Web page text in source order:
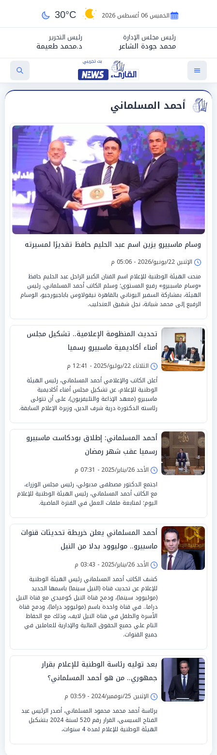
الخميس 06 أغسطس 2026 30°C
رئيس مجلس الإدارة
محمد جودة الشاعر
رئيس التحرير
د.محمد طعيمة
أحمد المسلماني
وسام ماسبيرو يزين اسم عبد الحليم حافظ تقديرًا لمسيرته
الإثنين 22/يونيو/2026 - 05:06 م
منحت الهيئة الوطنية للإعلام اسم الفنان الكبير الراحل عبد الحليم حافظ
«وسام ماسبيرو» رفيع المستوى؛ وسلم الكاتب أحمد المسلماني، رئيس
الهيئة، بمشاركة السفير اليوناني بالقاهرة نيقولاوس باباجيورجيو، الوسام
الرفيع إلى محمد شبانة، نجل شقيق العندليب.
تحديث المنظومة الإعلامية.. تشكيل مجلس
أمناء أكاديمية ماسبيرو رسميا
الثلاثاء 22/يوليو/2025 - 12:41 م
أعلن الكاتب والإعلامي أحمد المسلماني، رئيس الهيئة
الوطنية للإعلام، عن تشكيل مجلس أمناء أكاديمية
ماسبيرو (معهد الإذاعة والتليفزيون)، على أن تتولى
رئاسته الدكتورة درية شرف الدين، وزيرة الإعلام السابقة.
أحمد المسلماني: إطلاق بودكاست ماسبيرو
رسميا عقب شهر رمضان
الأحد 26/يناير/2025 - 07:31 م
اجتمع الدكتور مصطفى مدبولي، رئيس مجلس الوزراء،
مع الكاتب أحمد المسلماني، رئيس الهيئة الوطنية للإعلام
اليوم؛ لمتابعة ملفات العمل في الفترة الماضية.
أحمد المسلماني يعلن خريطة تحديثات قنوات
ماسبيرو.. موليوود بدلا من النيل
الأحد 26/يناير/2025 - 03:43 م
كشف الكاتب أحمد المسلماني رئيس الهيئة الوطنية
للإعلام عن تحديث قناة (النيل سينما) باسمها الجديد
(موليوود سينما)، ودمج قناة النيل كوميدي مع قناة النيل
دراما.. في قناة واحدة باسم (موليوود دراما)، ودمج قناة
الأسرة والطفل في قناة النيل لايف، وذلك مع الحفاظ
التام علي جميع الحقوق المالية والإدارية للعاملين في
جميع القنوات.
بعد توليه رئاسة الوطنية للإعلام بقرار
جمهوري.. من هو أحمد المسلماني؟
الإثنين 25/نوفمبر/2024 - 03:59 م
برئاسة أحمد محمد محمود المسلماني، أصدر الرئيس عبد
الفتاح السيسى، القرار رقم 520 لسنة 2024 بتشكيل
الهيئة الوطنية للإعلام لمدة 4 سنوات،